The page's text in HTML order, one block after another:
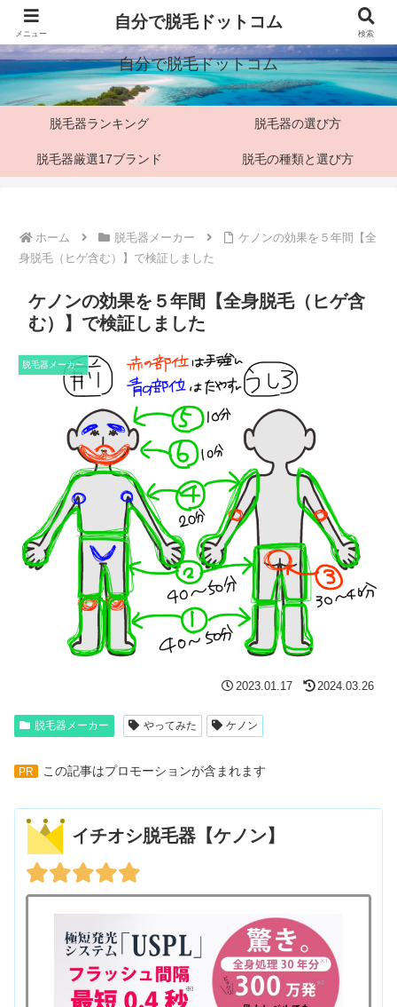
「脱毛マニア」僕の脱毛検証ブログ
自分で脱毛ドットコム
脱毛器ランキング 脱毛器の選び方
脱毛器厳選17ブランド 脱毛の種類と選び方
ホーム 脱毛器メーカー
ケノンの効果を５年間【全
身脱毛（ヒゲ含む）】で検証しました
ケノンの効果を５年間【全身脱毛（ヒゲ含
む）】で検証しました
脱毛器メーカー
2023.01.17 2024.03.26
脱毛器メーカー やってみた ケノン
PR この記事はプロモーションが含まれます
イチオシ脱毛器【ケノン】
メニュー
自分で脱毛ドットコム
検索